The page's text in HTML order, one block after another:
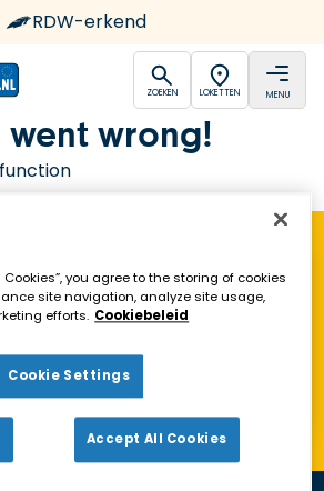
RDW-erkend
open
ZOEKEN LOKETTEN MENU
went wrong!
in de buurt!
loketten
Cookies”, you agree to the storing of cookies
site navigation, analyze site usage,
efforts. Cookiebeleid
Cookie Settings
Accept All Cookies